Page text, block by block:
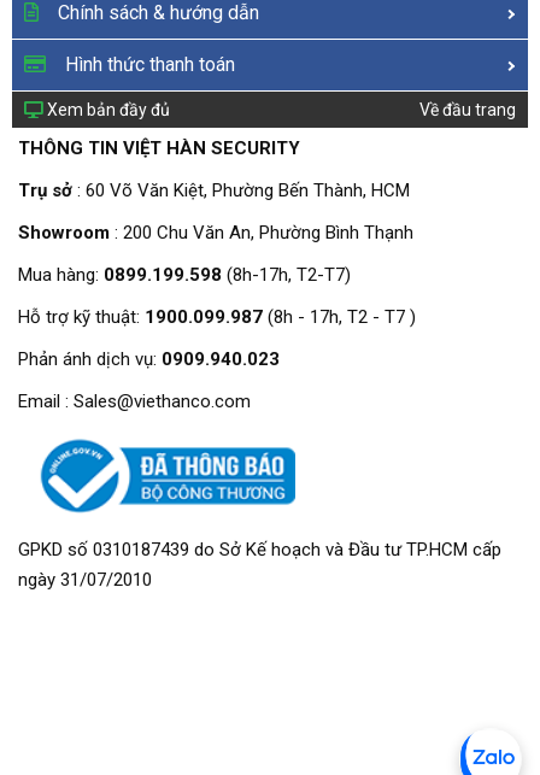
Chính sách & hướng dẫn
Hình thức thanh toán
Xem bản đầy đủ Về đầu trang
THÔNG TIN VIỆT HÀN SECURITY
Trụ sở : 60 Võ Văn Kiệt, Phường Bến Thành, HCM
Showroom : 200 Chu Văn An, Phường Bình Thạnh
Mua hàng: 0899.199.598 (8h-17h, T2-T7)
Hỗ trợ kỹ thuật: 1900.099.987 (8h - 17h, T2 - T7 )
Phản ánh dịch vụ: 0909.940.023
Email : Sales@viethanco.com
GPKD số 0310187439 do Sở Kế hoạch và Đầu tư TP.HCM cấp
ngày 31/07/2010